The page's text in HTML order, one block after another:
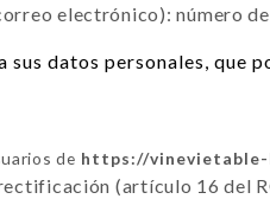
electrónico): número
sus datos personales, que
de https://
(artículo 16 del